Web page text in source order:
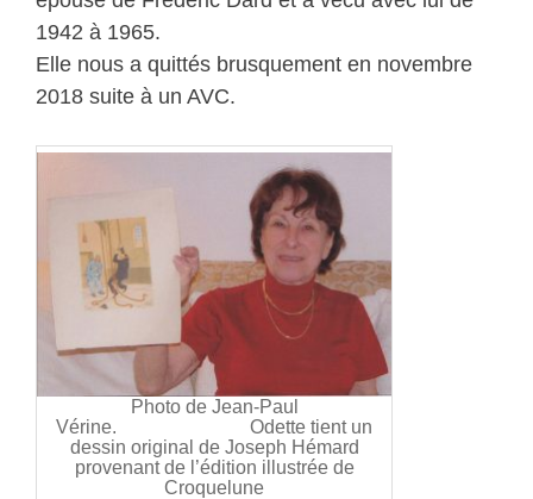
1942 à 1965.
Elle nous a quittés brusquement en novembre
2018 suite à un AVC.
Photo de Jean-Paul
Vérine. Odette tient un
dessin original de Joseph Hémard
provenant de l’édition illustrée de
Croquelune